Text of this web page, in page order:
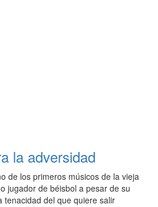
la adversidad
de los primeros músicos de la vieja
jugador de béisbol a pesar de su
tenacidad del que quiere salir